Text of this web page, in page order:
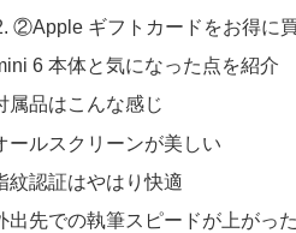
②Apple ギフトカードをお得に
6 本体と気になった点を紹介
属品はこんな感じ
ールスクリーンが美しい
紋認証はやはり快適
出先での執筆スピードが上がった